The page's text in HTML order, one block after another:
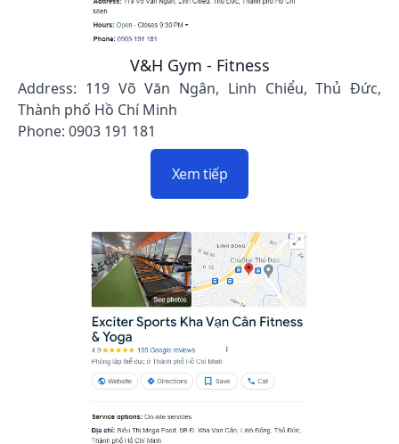
V&H Gym - Fitness
Address: 119 Võ Văn Ngân, Linh Chiểu, Thủ Đức,
Thành phố Hồ Chí Minh
Phone: 0903 191 181
Xem tiếp